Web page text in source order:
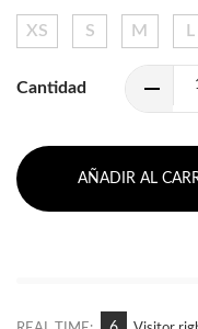
XS S M L
Cantidad
AÑADIR AL